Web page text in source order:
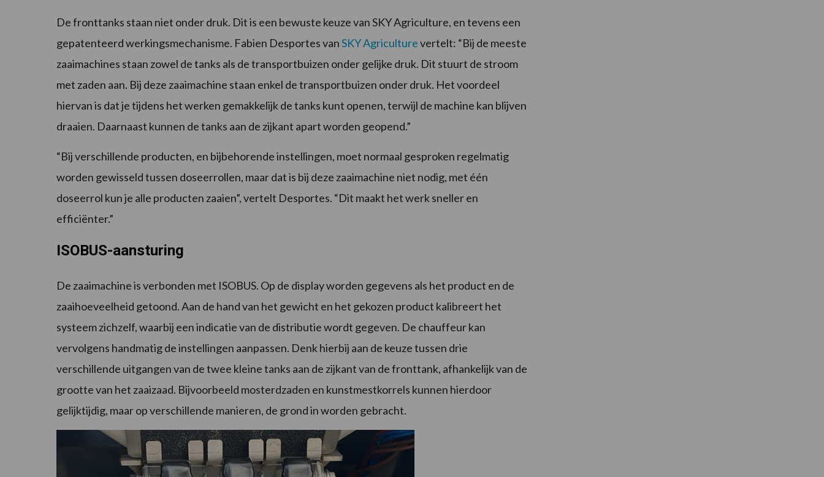
De fronttanks staan niet onder druk. Dit is een bewuste keuze van SKY Agriculture, en tevens een
gepatenteerd werkingsmechanisme. Fabien Desportes vanSKY Agriculturevertelt: “Bij de meeste
zaaimachines staan zowel de tanks als de transportbuizen onder gelijke druk. Dit stuurt de stroom
met zaden aan. Bij deze zaaimachine staan enkel de transportbuizen onder druk. Het voordeel
hiervan is dat je tijdens het werken gemakkelijk de tanks kunt openen, terwijl de machine kan blijven
draaien. Daarnaast kunnen de tanks aan de zijkant apart worden geopend.”
“Bij verschillende producten, en bijbehorende instellingen, moet normaal gesproken regelmatig
worden gewisseld tussen doseerrollen, maar dat is bij deze zaaimachine niet nodig, met één
doseerrol kun je alle producten zaaien”, vertelt Desportes. “Dit maakt het werk sneller en
efficiënter.”
ISOBUS-aansturing
De zaaimachine is verbonden met ISOBUS. Op de display worden gegevens als het product en de
zaaihoeveelheid getoond. Aan de hand van het gewicht en het gekozen product kalibreert het
systeem zichzelf, waarbij een indicatie van de distributie wordt gegeven. De chauffeur kan
vervolgens handmatig de instellingen aanpassen. Denk hierbij aan de keuze tussen drie
verschillende uitgangen van de twee kleine tanks aan de zijkant van de fronttank, afhankelijk van de
grootte van het zaaizaad. Bijvoorbeeld mosterdzaden en kunstmestkorrels kunnen hierdoor
gelijktijdig, maar op verschillende manieren, de grond in worden gebracht.